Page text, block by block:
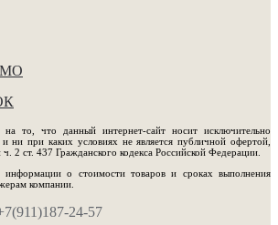
то, что данный интернет-сайт носит исключительно
ни при каких условиях не является публичной офертой,
2 ст. 437 Гражданского кодекса Российской Федерации.
о стоимости товаров и сроках выполнения
компании.
24-57